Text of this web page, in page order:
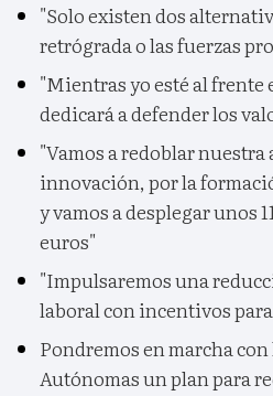
"Solo existen dos
retrógrada o las fuerzas
"Mientras yo esté al frente
dedicará a defender los
"Vamos a redoblar nuestra
innovación, por la
y vamos a desplegar unos
euros"
"Impulsaremos una
laboral con incentivos
Pondremos en marcha
Autónomas un plan para